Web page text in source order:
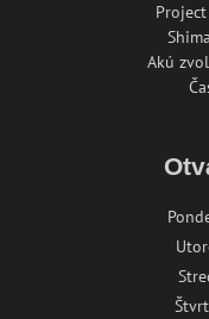
Akú